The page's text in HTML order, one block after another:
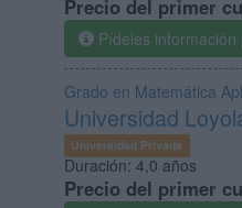
Precio del primer
Pídeles información
Grado en Matemática
Universidad
Universidad Privada
Duración: 4,0 años
Precio del primer